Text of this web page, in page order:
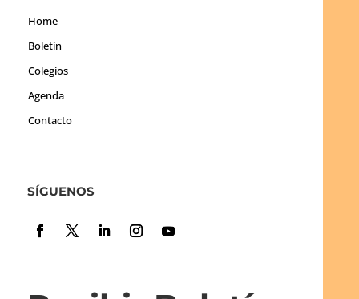
Home
Boletín
Colegios
Agenda
Contacto
SÍGUENOS